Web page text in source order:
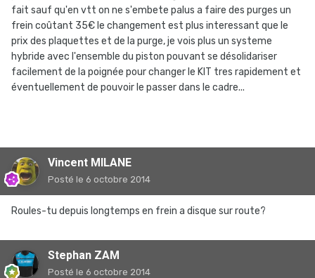
fait sauf qu'en vtt on ne s'embete palus a faire des purges un
frein coûtant 35€ le changement est plus interessant que le
prix des plaquettes et de la purge, je vois plus un systeme
hybride avec l'ensemble du piston pouvant se désolidariser
facilement de la poignée pour changer le KIT tres rapidement et
éventuellement de pouvoir le passer dans le cadre...
Vincent MILANE
Posté le 6 octobre 2014
Roules-tu depuis longtemps en frein a disque sur route?
Stephan ZAM
Posté le 6 octobre 2014